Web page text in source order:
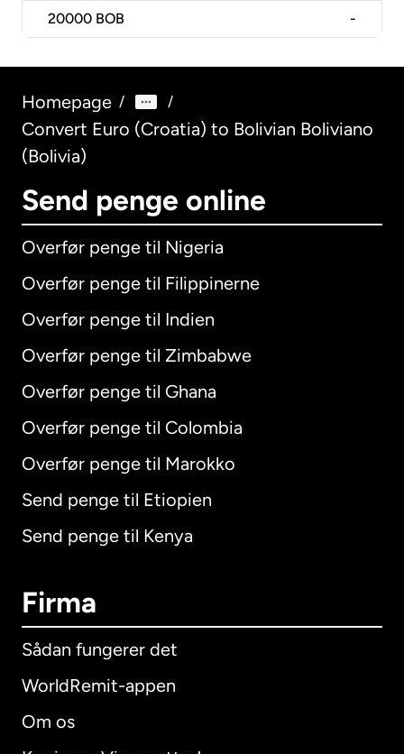
20000 BOB -
Homepage / /
Convert Euro (Croatia) to Bolivian Boliviano
(Bolivia)
Send penge online
Overfør penge til Nigeria
Overfør penge til Filippinerne
Overfør penge til Indien
Overfør penge til Zimbabwe
Overfør penge til Ghana
Overfør penge til Colombia
Overfør penge til Marokko
Send penge til Etiopien
Send penge til Kenya
Firma
Sådan fungerer det
WorldRemit-appen
Om os